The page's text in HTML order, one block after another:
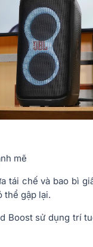
mẽ
tái chế và bao bì
thể gập lại.
Boost sử dụng trí